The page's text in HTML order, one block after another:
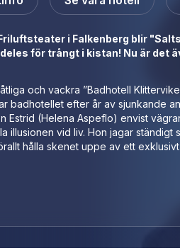
i Falkenberg blir
för trångt i kistan! Nu är det
och vackra ”Badhotell
badhotellet efter år av sjunkande
Estrid (Helena Aspeflo) envist
illusionen vid liv. Hon jagar ständigt
hålla skenet uppe av ett